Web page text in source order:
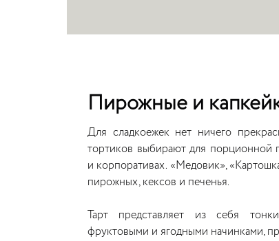
Пирожные и
Для сладкоежек нет ничего
тортиков выбирают для порционной
и корпоративах. «Медовик»,
пирожных, кексов и печенья.
Тарт представляет из себя
фруктовыми и ягодными начинками,